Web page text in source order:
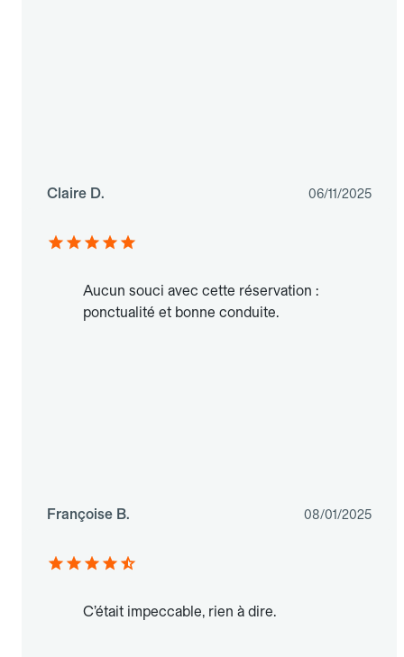
Claire D. 06/11/2025
Aucun souci avec cette réservation :
ponctualité et bonne conduite.
Françoise B. 08/01/2025
C’était impeccable, rien à dire.